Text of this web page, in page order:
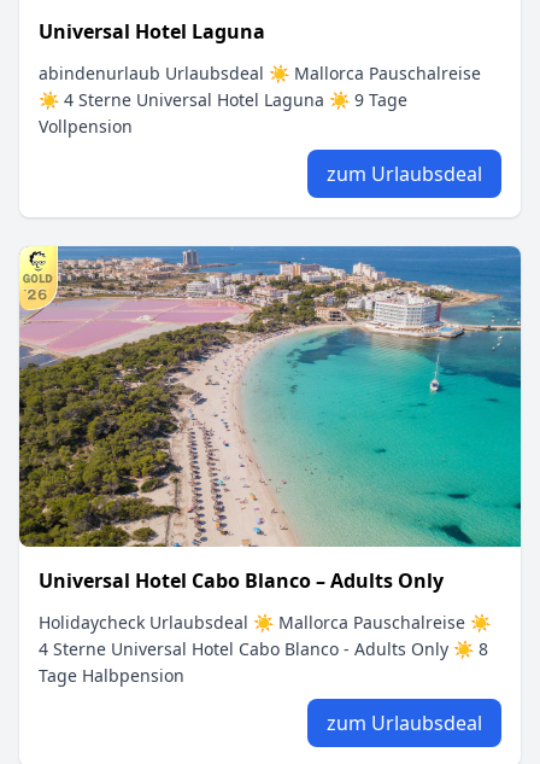
Universal Hotel Laguna
abindenurlaub Urlaubsdeal ☀ Mallorca Pauschalreise
☀ 4 Sterne Universal Hotel Laguna ☀ 9 Tage
Vollpension
zum Urlaubsdeal
Universal Hotel Cabo Blanco – Adults Only
Holidaycheck Urlaubsdeal ☀ Mallorca Pauschalreise ☀
4 Sterne Universal Hotel Cabo Blanco - Adults Only ☀ 8
Tage Halbpension
zum Urlaubsdeal